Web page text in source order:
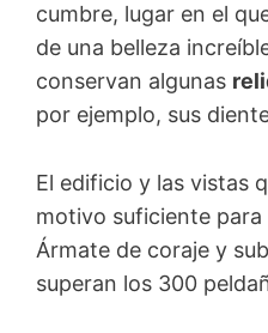
cumbre, lugar en el
de una belleza
conservan algunas
por ejemplo, sus
El edificio y las vistas
motivo suficiente para
Ármate de coraje y
superan los 300